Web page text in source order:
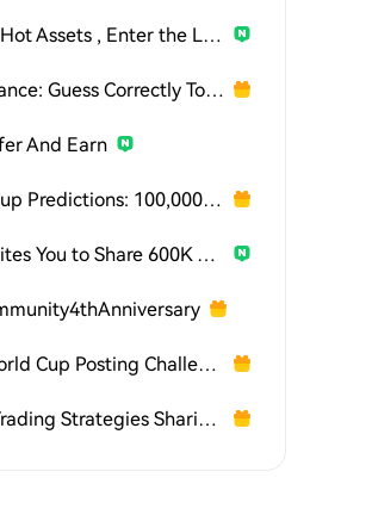
Discuss Hot Assets , Enter the Lucky Draw
Last Chance: Guess Correctly Today and Win More
And Earn
World Cup Predictions: 100,000 USDT Daily
HTX Invites You to Share 600K USDT in Gift Packs
2026 World Cup Posting Challenge on HTX Square
TradFi Trading Strategies Sharing Challenge